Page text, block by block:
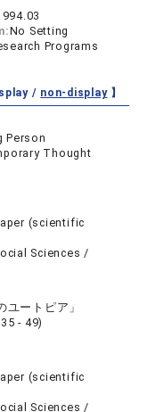
No Setting
Programs
/ non-display】
Person
Thought
(scientific
Sciences /
ユートピア」
- 49)
(scientific
Sciences /